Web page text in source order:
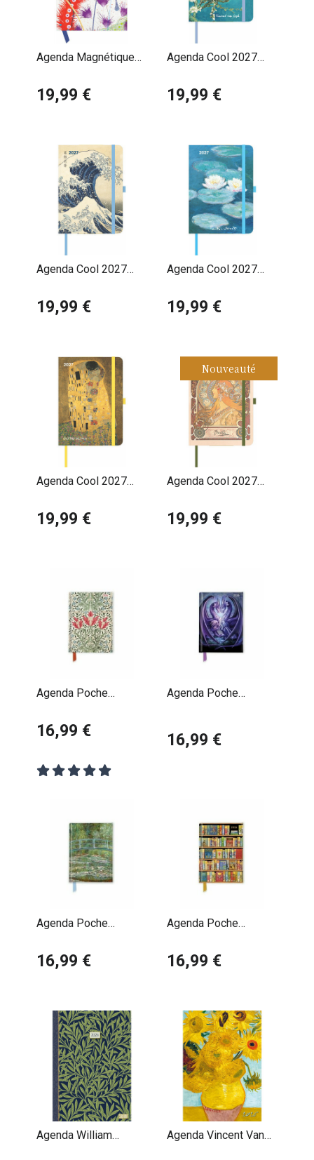
Agenda Magnétique
19,99 €
Agenda Cool 2027
19,99 €
Agenda Cool 2027
19,99 €
Agenda Cool 2027
19,99 €
Agenda Cool 2027
19,99 €
Nouveauté
Agenda Cool 2027
19,99 €
Agenda Poche
William Morris
16,99 €
Agenda Poche
Fantastiques Anne
16,99 €
Agenda Poche
Claude Monet
16,99 €
Agenda Poche
Librairie Livres
16,99 €
Agenda William
Agenda Vincent Van